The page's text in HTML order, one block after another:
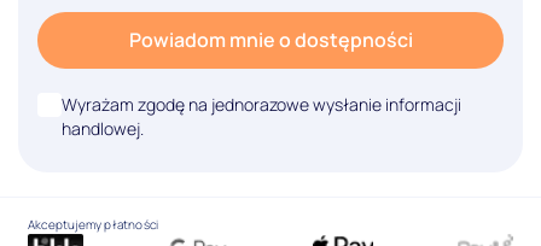
Powiadom mnie o dostępności
Wyrażam zgodę na jednorazowe wysłanie informacji
handlowej.
Akceptujemy płatności